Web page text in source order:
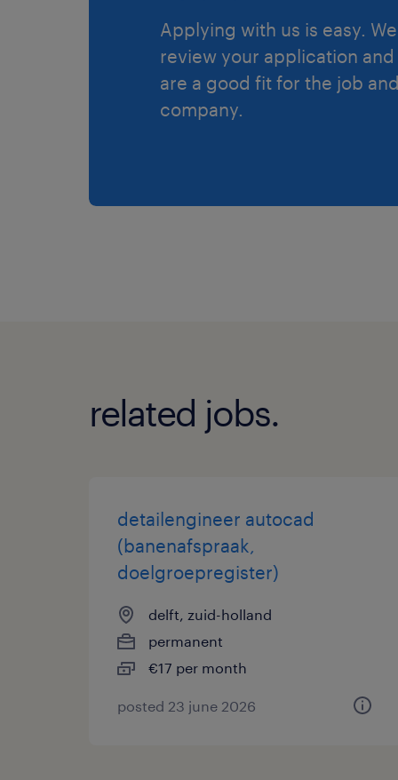
Applying with us is easy.
review your application and
are a good fit for the job
company.
related jobs.
detailengineer autocad
(banenafspraak,
doelgroepregister)
delft, zuid-holland
permanent
€17 per month
posted 23 june 2026